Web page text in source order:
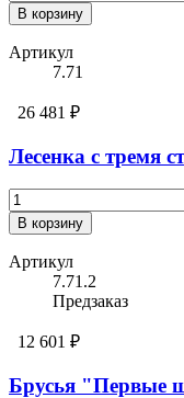
В корзину
Артикул
7.71
26 481 ₽
Лесенка с тремя
В корзину
Артикул
7.71.2
Предзаказ
12 601 ₽
Брусья "Первые